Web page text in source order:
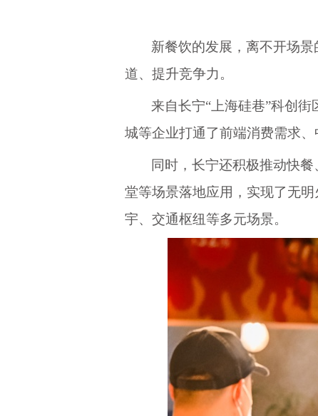
新餐饮的发展，离不开场
道、提升竞争力。
来自长宁“上海硅巷”科创
城等企业打通了前端消费需求
同时，长宁还积极推动快
堂等场景落地应用，实现了无
宇、交通枢纽等多元场景。